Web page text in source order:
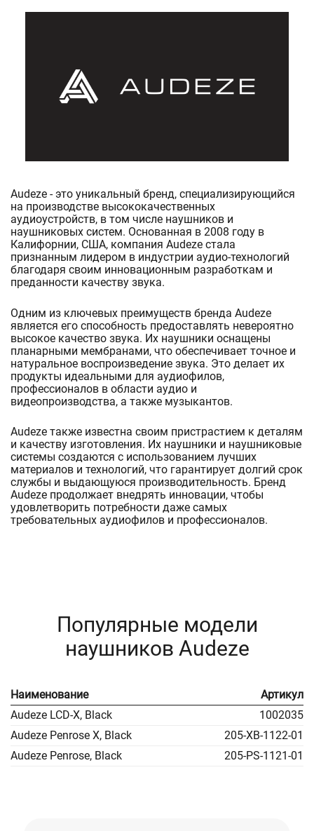
Audeze - это уникальный бренд, специализирующийся
на производстве высококачественных
аудиоустройств, в том числе наушников и
наушниковых систем. Основанная в 2008 году в
Калифорнии, США, компания Audeze стала
признанным лидером в индустрии аудио-технологий
благодаря своим инновационным разработкам и
преданности качеству звука.
Одним из ключевых преимуществ бренда Audeze
является его способность предоставлять невероятно
высокое качество звука. Их наушники оснащены
планарными мембранами, что обеспечивает точное и
натуральное воспроизведение звука. Это делает их
продукты идеальными для аудиофилов,
профессионалов в области аудио и
видеопроизводства, а также музыкантов.
Audeze также известна своим пристрастием к деталям
и качеству изготовления. Их наушники и наушниковые
системы создаются с использованием лучших
материалов и технологий, что гарантирует долгий срок
службы и выдающуюся производительность. Бренд
Audeze продолжает внедрять инновации, чтобы
удовлетворить потребности даже самых
требовательных аудиофилов и профессионалов.
Популярные модели
наушников Audeze
Наименование
Артикул
Audeze LCD-X, Black
1002035
Audeze Penrose X, Black
205-XB-1122-01
Audeze Penrose, Black
205-PS-1121-01